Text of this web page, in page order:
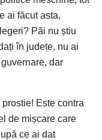
ai făcut asta,
Păi nu știu
în județe, nu ai
dar
Este contra
de mișcare care
ce ai dat